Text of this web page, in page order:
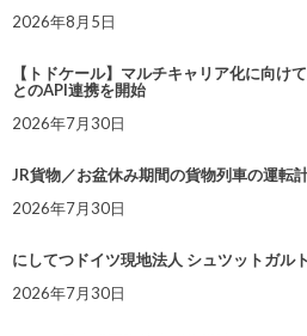
2026年8月5日
【トドケール】マルチキャリア化に向け
とのAPI連携を開始
2026年7月30日
JR貨物／お盆休み期間の貨物列車の運転
2026年7月30日
にしてつドイツ現地法人 シュツットガル
2026年7月30日